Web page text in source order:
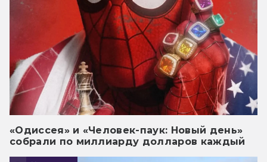
«Одиссея» и «Человек-паук: Новый день»
собрали по миллиарду долларов каждый